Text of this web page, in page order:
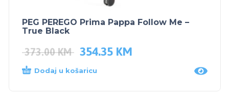
PEG PEREGO Prima Pappa Follow Me –
True Black
373.00KM 354.35 KM
Dodaj u košaricu